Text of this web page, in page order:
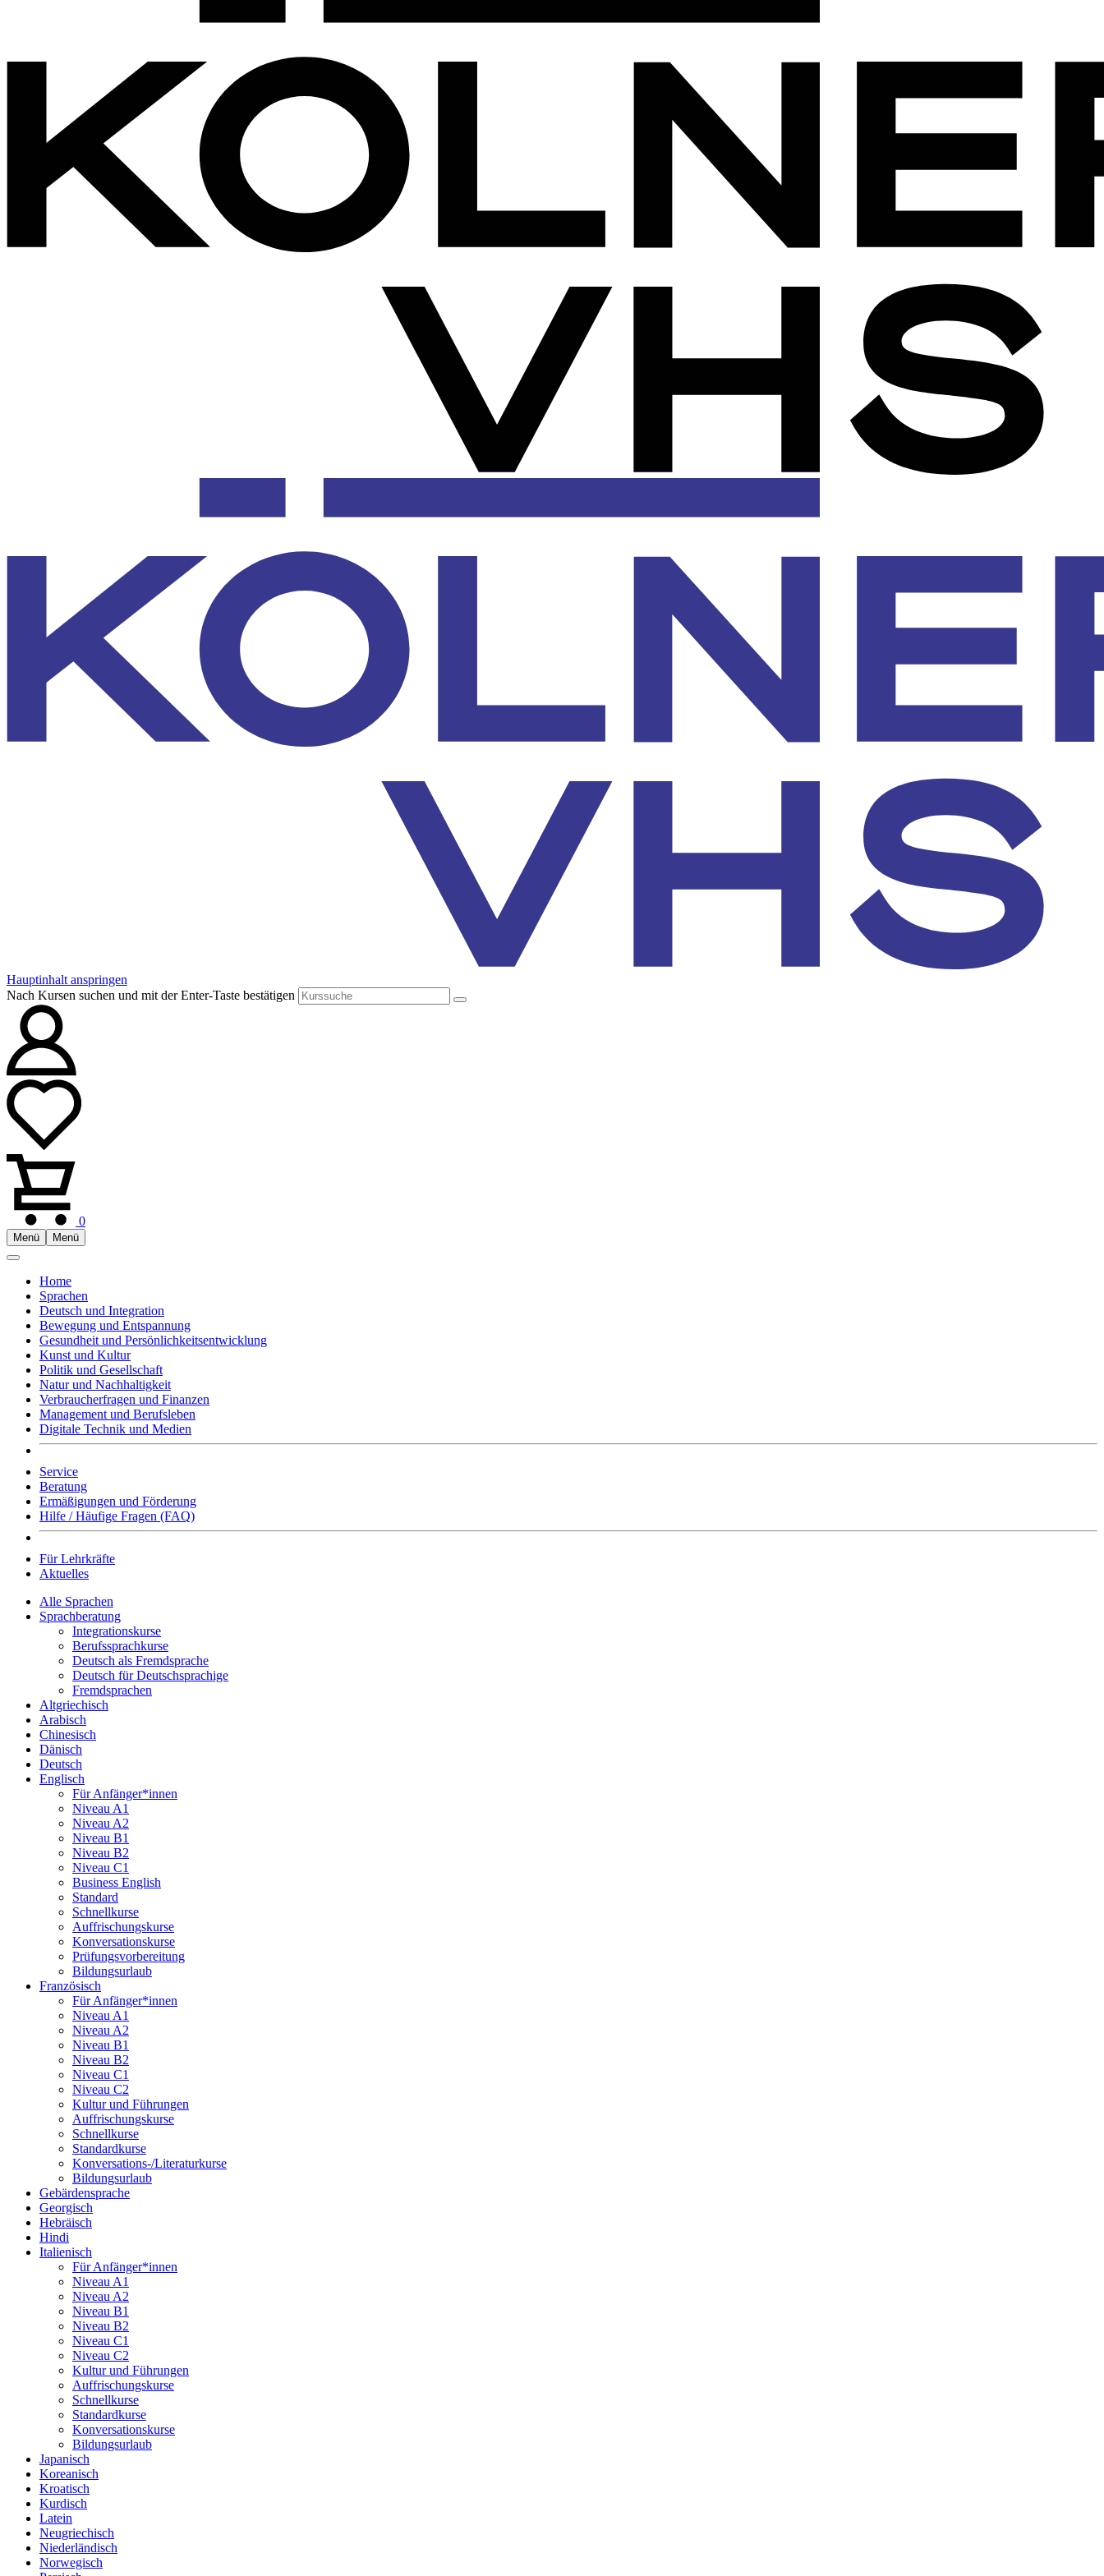
Hauptinhalt anspringen
Nach Kursen suchen und mit der Enter-Taste bestätigen
0
Menü Menü
Home
Sprachen
Deutsch und Integration
Bewegung und Entspannung
Gesundheit und Persönlichkeitsentwicklung
Kunst und Kultur
Politik und Gesellschaft
Natur und Nachhaltigkeit
Verbraucherfragen und Finanzen
Management und Berufsleben
Digitale Technik und Medien
Service
Beratung
Ermäßigungen und Förderung
Hilfe / Häufige Fragen (FAQ)
Für Lehrkräfte
Aktuelles
Alle Sprachen
Sprachberatung
Integrationskurse
Berufssprachkurse
Deutsch als Fremdsprache
Deutsch für Deutschsprachige
Fremdsprachen
Altgriechisch
Arabisch
Chinesisch
Dänisch
Deutsch
Englisch
Für Anfänger*innen
Niveau A1
Niveau A2
Niveau B1
Niveau B2
Niveau C1
Business English
Standard
Schnellkurse
Auffrischungskurse
Konversationskurse
Prüfungsvorbereitung
Bildungsurlaub
Französisch
Für Anfänger*innen
Niveau A1
Niveau A2
Niveau B1
Niveau B2
Niveau C1
Niveau C2
Kultur und Führungen
Auffrischungskurse
Schnellkurse
Standardkurse
Konversations-/Literaturkurse
Bildungsurlaub
Gebärdensprache
Georgisch
Hebräisch
Hindi
Italienisch
Für Anfänger*innen
Niveau A1
Niveau A2
Niveau B1
Niveau B2
Niveau C1
Niveau C2
Kultur und Führungen
Auffrischungskurse
Schnellkurse
Standardkurse
Konversationskurse
Bildungsurlaub
Japanisch
Koreanisch
Kroatisch
Kurdisch
Latein
Neugriechisch
Niederländisch
Norwegisch